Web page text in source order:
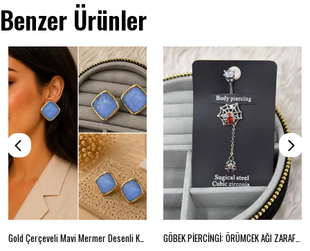
Benzer Ürünler
Gold Çerçeveli Mavi Mermer Desenli Kare Küpe GÖBEK PİERCİNGİ: ÖRÜMCEK AĞI ZARAFETİ